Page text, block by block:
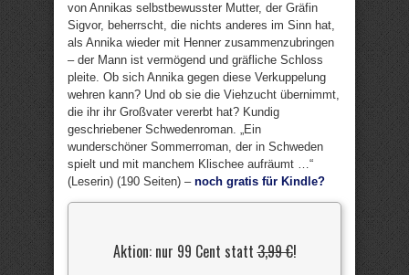
von Annikas selbstbewusster Mutter, der Gräfin
Sigvor, beherrscht, die nichts anderes im Sinn hat,
als Annika wieder mit Henner zusammenzubringen
– der Mann ist vermögend und gräfliche Schloss
pleite. Ob sich Annika gegen diese Verkuppelung
wehren kann? Und ob sie die Viehzucht übernimmt,
die ihr ihr Großvater vererbt hat? Kundig
geschriebener Schwedenroman. „Ein
wunderschöner Sommerroman, der in Schweden
spielt und mit manchem Klischee aufräumt …“
(Leserin) (190 Seiten) – noch gratis für Kindle?
Aktion: nur 99 Cent statt3,99 €!